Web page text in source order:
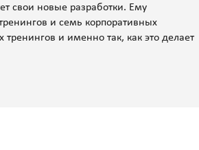
свои новые разработки. Ему
и семь корпоративных
и именно так, как это делает